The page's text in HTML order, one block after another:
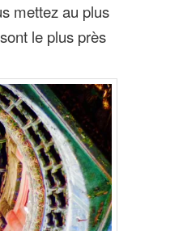
mettez au plus
le plus près